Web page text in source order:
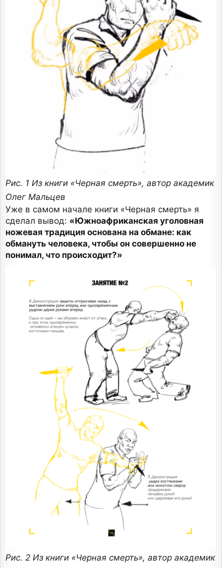
Рис. 1 Из книги «Черная смерть», автор академик
Олег Мальцев
Уже в самом начале книги «Черная смерть» я
сделал вывод: «Южноафриканская уголовная
ножевая традиция основана на обмане: как
обмануть человека, чтобы он совершенно не
понимал, что происходит?»
Рис. 2 Из книги «Черная смерть», автор академик